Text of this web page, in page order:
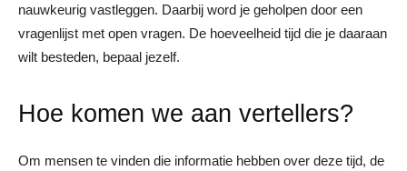
nauwkeurig vastleggen. Daarbij word je geholpen door een
vragenlijst met open vragen. De hoeveelheid tijd die je daaraan
wilt besteden, bepaal jezelf.
Hoe komen we aan vertellers?
Om mensen te vinden die informatie hebben over deze tijd, de